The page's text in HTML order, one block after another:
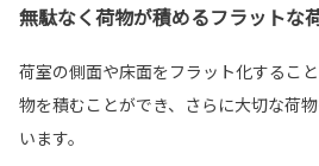
無駄なく荷物が積めるフラットな
荷室の側面や床面をフラット化するこ
物を積むことができ、さらに大切な荷
います。